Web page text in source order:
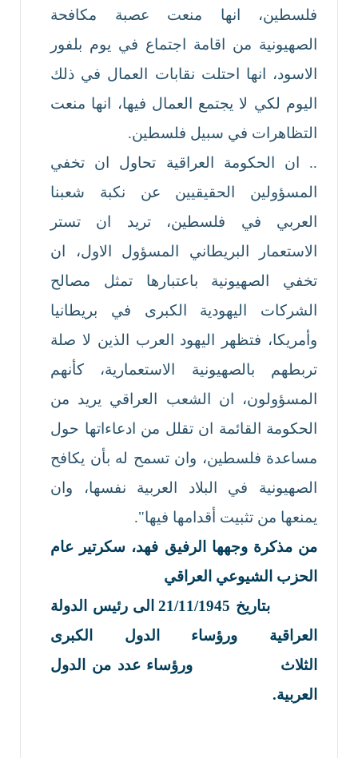
فلسطين، انها منعت عصبة مكافحة
الصهيونية من اقامة اجتماع في يوم بلفور
الاسود، انها احتلت نقابات العمال في ذلك
اليوم لكي لا يجتمع العمال فيها، انها منعت
التظاهرات في سبيل فلسطين.
.. ان الحكومة العراقية تحاول ان تخفي
المسؤولين الحقيقيين عن نكبة شعبنا
العربي في فلسطين، تريد ان تستر
الاستعمار البريطاني المسؤول الاول، ان
تخفي الصهيونية باعتبارها تمثل مصالح
الشركات اليهودية الكبرى في بريطانيا
وأمريكا، فتظهر اليهود العرب الذين لا صلة
تربطهم بالصهيونية الاستعمارية، كأنهم
المسؤولون، ان الشعب العراقي يريد من
الحكومة القائمة ان تقلل من ادعاءاتها حول
مساعدة فلسطين، وان تسمح له بأن يكافح
الصهيونية في البلاد العربية نفسها، وان
يمنعها من تثبيت أقدامها فيها".
من مذكرة وجهها الرفيق فهد، سكرتير عام
الحزب الشيوعي العراقي
بتاريخ 21/11/1945
الى رئيس الدولة
العراقية ورؤساء الدول الكبرى
الثلاث ورؤساء عدد من الدول
العربية.